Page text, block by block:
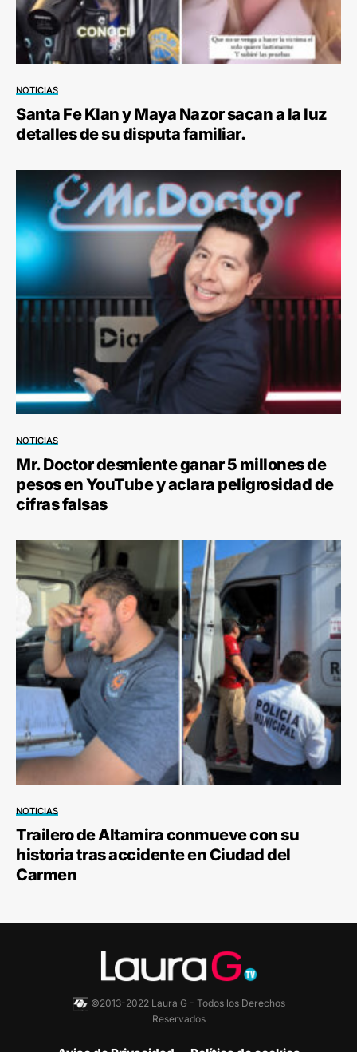
NOTICIAS
Santa Fe Klan y Maya Nazor sacan a la luz
detalles de su disputa familiar.
NOTICIAS
Mr. Doctor desmiente ganar 5 millones de
pesos en YouTube y aclara peligrosidad de
cifras falsas
NOTICIAS
Trailero de Altamira conmueve con su
historia tras accidente en Ciudad del
Carmen
©2013-2022 Laura G - Todos los Derechos
Reservados